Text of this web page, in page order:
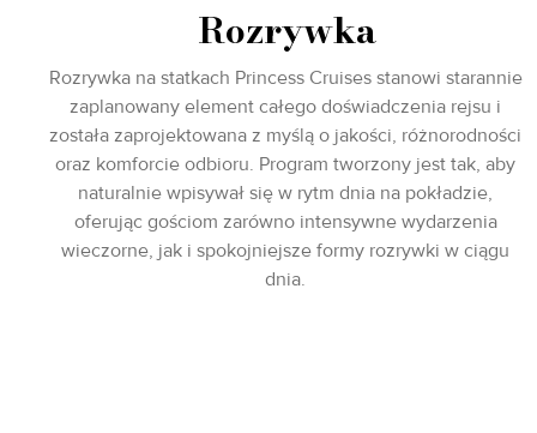
Rozrywka
Rozrywka na statkach Princess Cruises stanowi starannie
zaplanowany element całego doświadczenia rejsu i
została zaprojektowana z myślą o jakości, różnorodności
oraz komforcie odbioru. Program tworzony jest tak, aby
naturalnie wpisywał się w rytm dnia na pokładzie,
oferując gościom zarówno intensywne wydarzenia
wieczorne, jak i spokojniejsze formy rozrywki w ciągu
dnia.